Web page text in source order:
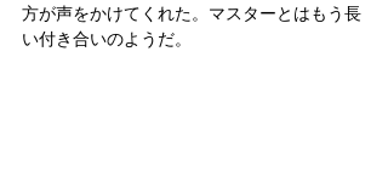
方が声をかけてくれた。マスターとはもう長
い付き合いのようだ。